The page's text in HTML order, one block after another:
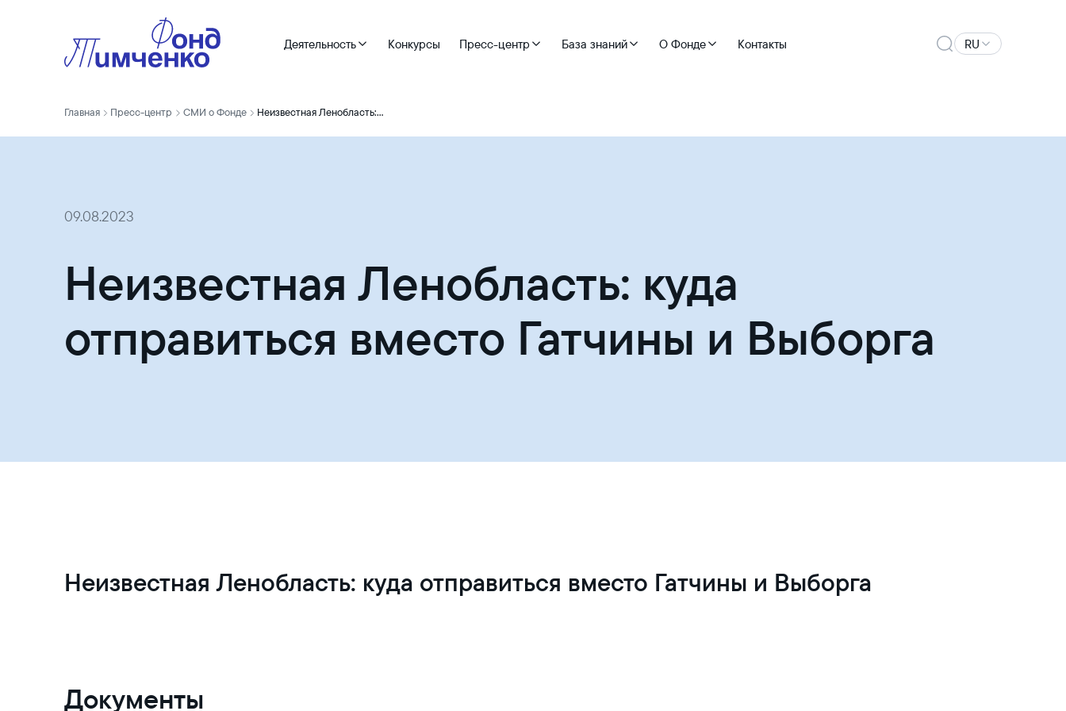
Деятельность Конкурсы Пресс-центр База знаний О Фонде Контакты RU
Главная Пресс-центр СМИ о Фонде Неизвестная Ленобласть: куда отправиться вместо Гатчины и Выборга
09.08.2023
Неизвестная Ленобласть: куда
отправиться вместо Гатчины и Выборга
Неизвестная Ленобласть: куда отправиться вместо Гатчины и Выборга
Документы